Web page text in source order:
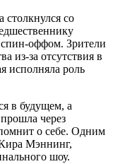
столкнулся со
оффом. Зрители
из-за отсутствия в
исполняла роль
в будущем, а
через
о себе. Одним
Мэннинг,
шоу.